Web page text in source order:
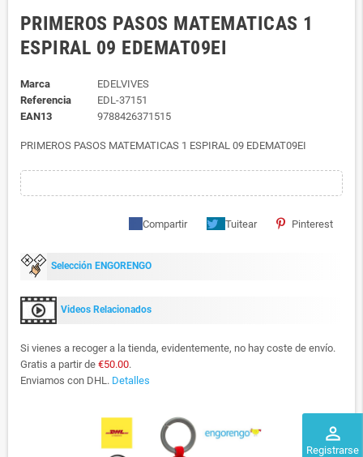
perm_identity
Registrarse
PRIMEROS PASOS MATEMATICAS 1
ESPIRAL 09 EDEMAT09EI
Marca
EDELVIVES
Referencia
EDL-37151
EAN13
9788426371515
PRIMEROS PASOS MATEMATICAS 1 ESPIRAL 09 EDEMAT09EI
Compartir Tuitear Pinterest
Selección ENGORENGO
Videos Relacionados
Si vienes a recoger a la tienda, evidentemente, no hay coste de envío.
Gratis a partir de €50.00.
Enviamos con DHL. Detalles